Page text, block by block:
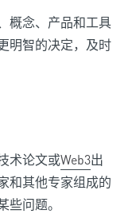
概念、产品和工具
明智的决定，及时
术论文或Web3出
和其他专家组成的
问题。